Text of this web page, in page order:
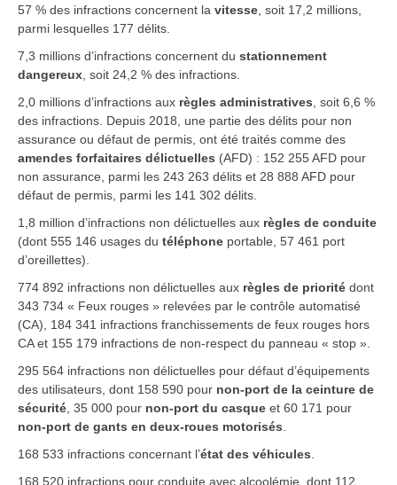
57 % des infractions concernent la vitesse soit 17,2 millions,
parmi lesquelles 177 délits.
7,3 millions d’infractions concernent du stationnement
dangereux soit 24,2 % des infractions.
2,0 millions d’infractions aux règles administratives , soit 6,6 %
des infractions. Depuis 2018, une partie des délits pour non
assurance ou défaut de permis, ont été traités comme des
amendes forfaitaires délictuelles (AFD) : 152 255 AFD pour
non assurance, parmi les 243 263 délits et 28 888 AFD pour
défaut de permis, parmi les 141 302 délits.
1 ,8 million d’infractions non délictuelles aux règles de conduite
(dont 555 146 usages du téléphone portable, 57 461 port
d’oreillettes).
774 892 infractions non délictuelles aux règles de priorité dont
343 734 « Feux rouges » relevées par le contrôle automatisé
(CA), 184 341 infractions franchissements de feux rouges hors
CA et 155 179 infractions de non-respect du panneau « stop ».
295 564 infractions non délictuelles pour défaut d’équipements
des utilisateurs, dont 158 590 pour non-port de la ceinture de
sécurité , 35 000 pour non-port du casque et 60 171 pour
non-port de gants en deux-roues motorisés
168 533 infractions concernant l’état des véhicules
168 520 infractions pour conduite avec alcoolémie, dont 112